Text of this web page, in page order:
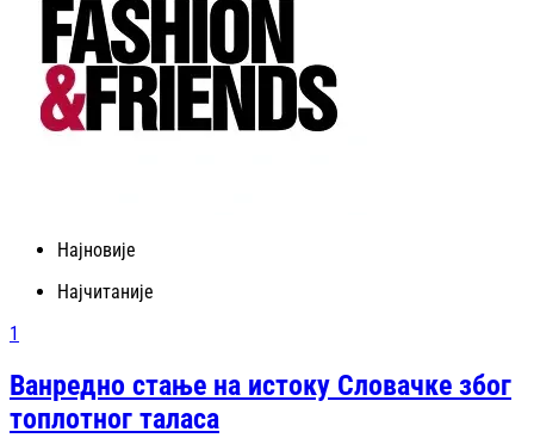
Најновије
Најчитаније
1
Ванредно стање на истоку Словачке због
топлотног таласа